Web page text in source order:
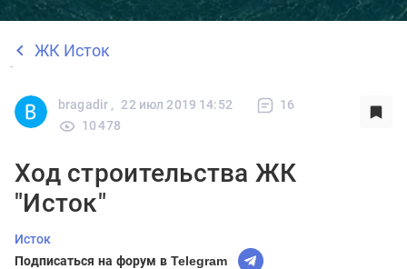
ЖК Исток
bragadir , 22 июл 2019 14:52
16
10 478
Ход строительства ЖК
"Исток"
Исток
Подписаться на форум в Telegram